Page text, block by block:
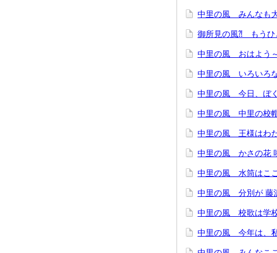
中里の風 みんなも
御所見の風⁈ もうひ
中里の風 おはよう
中里の風 いろいろ
中里の風 今日、ぼ
中里の風 中里の校
中里の風 王様はわ
中里の風 かさの花
中里の風 水筒はこ
中里の風 分別が 藤
中里の風 校歌は学
中里の風 今年は、